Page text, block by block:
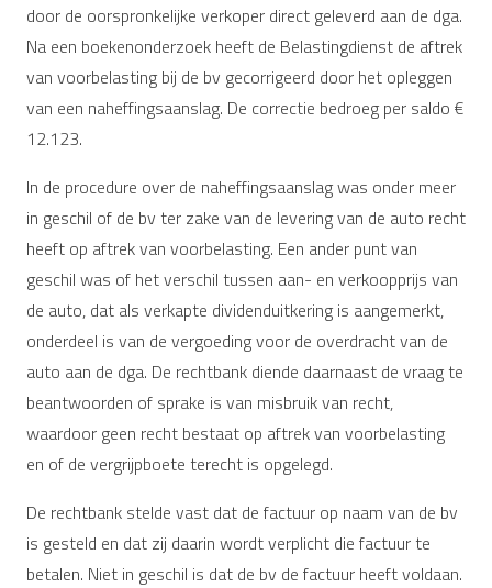
door de oorspronkelijke verkoper direct geleverd aan de dga.
Na een boekenonderzoek heeft de Belastingdienst de aftrek
van voorbelasting bij de bv gecorrigeerd door het opleggen
van een naheffingsaanslag. De correctie bedroeg per saldo €
12.123.
In de procedure over de naheffingsaanslag was onder meer
in geschil of de bv ter zake van de levering van de auto recht
heeft op aftrek van voorbelasting. Een ander punt van
geschil was of het verschil tussen aan- en verkoopprijs van
de auto, dat als verkapte dividenduitkering is aangemerkt,
onderdeel is van de vergoeding voor de overdracht van de
auto aan de dga. De rechtbank diende daarnaast de vraag te
beantwoorden of sprake is van misbruik van recht,
waardoor geen recht bestaat op aftrek van voorbelasting
en of de vergrijpboete terecht is opgelegd.
De rechtbank stelde vast dat de factuur op naam van de bv
is gesteld en dat zij daarin wordt verplicht die factuur te
betalen. Niet in geschil is dat de bv de factuur heeft voldaan.